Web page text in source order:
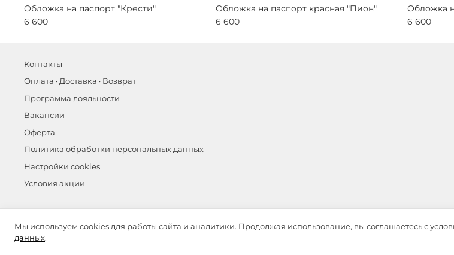
Обложка на паспорт "Крести"
6 600
Обложка на паспорт красная "Пион"
6 600
Обложка
6 600
Контакты
Оплата · Доставка · Возврат
Программа лояльности
Вакансии
Оферта
Политика обработки персональных данных
Настройки cookies
Условия акции
Мы используем cookies для работы сайта и аналитики. Продолжая использование, вы соглашаетесь с
данных.